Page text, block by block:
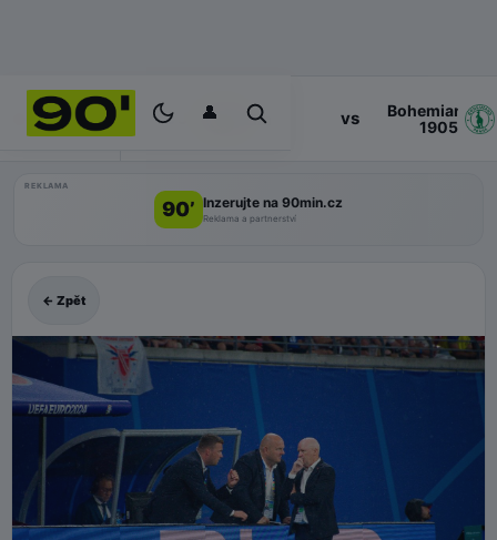
👤
PROGRAM 17:00 Zlin vs
Bohemians
1905
REKLAMA
90’ Inzerujte na 90min.cz
Reklama a partnerství
← Zpět